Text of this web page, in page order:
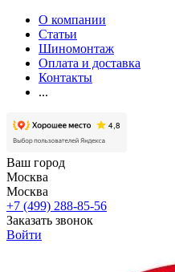
О компании
Статьи
Шиномонтаж
Оплата и доставка
Контакты
...
Ваш город
Москва
Москва
+7 (499) 288-85-56
Заказать звонок
Войти